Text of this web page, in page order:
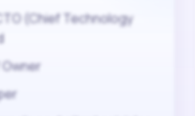
(Chief Technology